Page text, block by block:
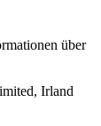
über
Irland